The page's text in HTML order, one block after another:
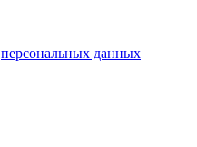
персональных данных